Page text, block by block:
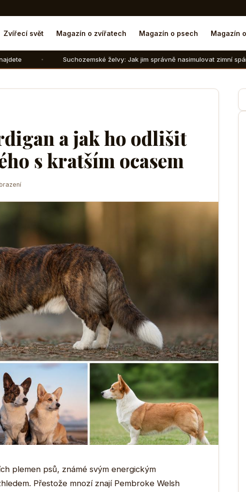
Zvířecí svět Magazín o zvířatech Magazín o psech Magazín
Suchozemské želvy: Jak jim správně nasimulovat zimní spánek v domácích
a jak ho odlišit
s kratším ocasem
plemen psů, známé svým energickým
Přestože mnozí znají Pembroke Welsh